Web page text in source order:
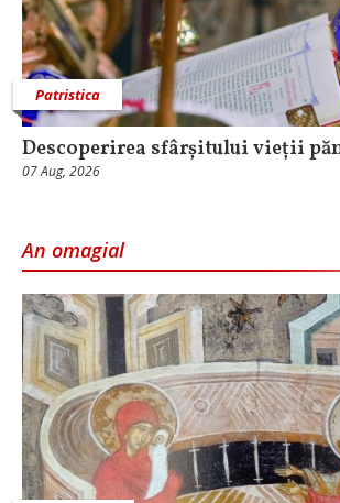
Patristica
Descoperirea sfârșitului vieții
07 Aug, 2026
An omagial